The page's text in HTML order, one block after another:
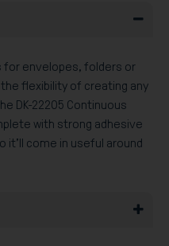
for envelopes, folders or
flexibility of creating any
DK-22205 Continuous
with strong adhesive
it’ll come in useful around